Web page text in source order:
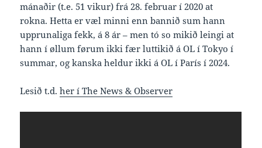
mánaðir (t.e. 51 vikur) frá 28. februar í 2020 at
rokna. Hetta er væl minni enn bannið sum hann
upprunaliga fekk, á 8 ár – men tó so mikið leingi at
hann í øllum førum ikki fær luttikið á OL í Tokyo í
summar, og kanska heldur ikki á OL í París í 2024.
Lesið t.d.her í The News & Observer